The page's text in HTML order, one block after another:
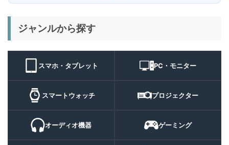
キャンプライ
BougeRV T1 キャンプライ
3000lm・最長102時間の多
機能キャンプライトを徹底検
ッチ
機レビュー | 1万円前後で通
9,882
ジャンルから探す
スマホ・タブレット PC・モニター
スマートウォッチ プロジェクター
オーディオ機器 ゲーミング